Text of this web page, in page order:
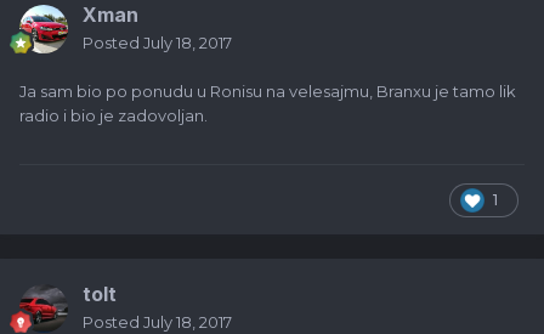
Xman
Posted July 18, 2017
Ja sam bio po ponudu u Ronisu na velesajmu, Branxu je tamo lik
radio i bio je zadovoljan.
1
tolt
Posted July 18, 2017